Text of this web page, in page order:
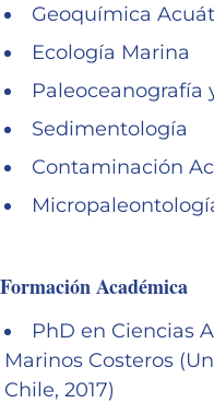
Geoquímica
Ecología Marina
Paleoceanografía
Sedimentología
Contaminación
Formación Académica
PhD en Ciencias
Marinos Costeros
Chile, 2017)